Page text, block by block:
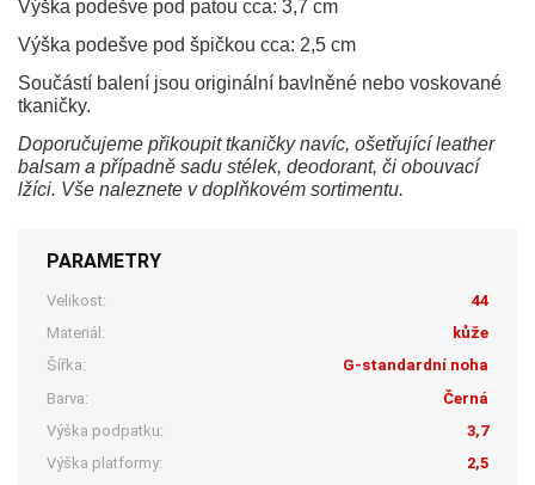
Výška podešve pod patou cca: 3,7 cm
Výška podešve pod špičkou cca: 2,5 cm
Součástí balení jsou originální bavlněné nebo voskované
tkaničky.
Doporučujeme přikoupit tkaničky navíc, ošetřující leather
balsam a případně sadu stélek, deodorant, či obouvací
lžíci. Vše naleznete v doplňkovém sortimentu.
PARAMETRY
Velikost:
44
Materiál:
kůže
Šířka:
G-standardní noha
Barva:
Černá
Výška podpatku:
3,7
Výška platformy:
2,5